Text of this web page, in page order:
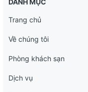
DANH MỤC
Trang chủ
Về chúng tôi
Phòng khách sạn
Dịch vụ